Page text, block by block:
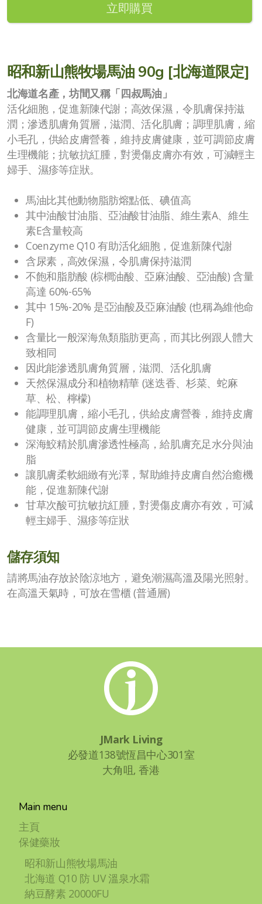
立即購買
昭和新山熊牧場馬油 90g [北海道限定]
北海道名產，坊間又稱「四叔馬油」
活化細胞，促進新陳代謝；高效保濕，令肌膚保持滋
潤；滲透肌膚角質層，滋潤、活化肌膚；調理肌膚，縮
小毛孔，供給皮膚營養，維持皮膚健康，並可調節皮膚
生理機能；抗敏抗紅腫，對燙傷皮膚亦有效，可減輕主
婦手、濕疹等症狀。
馬油比其他動物脂肪熔點低、碘值高
其中油酸甘油脂、亞油酸甘油脂、維生素A、維生
素E含量較高
Coenzyme Q10 有助活化細胞，促進新陳代謝
含尿素，高效保濕，令肌膚保持滋潤
不飽和脂肪酸 (棕櫚油酸、亞麻油酸、亞油酸) 含量
高達 60%-65%
其中 15%-20% 是亞油酸及亞麻油酸 (也稱為維他命
F)
含量比一般深海魚類脂肪更高，而其比例跟人體大
致相同
因此能滲透肌膚角質層，滋潤、活化肌膚
天然保濕成分和植物精華 (迷迭香、杉菜、蛇麻
草、松、檸檬)
能調理肌膚，縮小毛孔，供給皮膚營養，維持皮膚
健康，並可調節皮膚生理機能
深海鮫精於肌膚滲透性極高，給肌膚充足水分與油
脂
讓肌膚柔軟細緻有光澤，幫助維持皮膚自然治癒機
能，促進新陳代謝
甘草次酸可抗敏抗紅腫，對燙傷皮膚亦有效，可減
輕主婦手、濕疹等症狀
儲存須知
請將馬油存放於陰涼地方，避免潮濕高溫及陽光照射。
在高溫天氣時，可放在雪櫃 (普通層)
JMark Living
必發道138號恆昌中心301室
大角咀, 香港
Main menu
主頁
保健藥妝
昭和新山熊牧場馬油
北海道 Q10 防 UV 溫泉水霜
納豆酵素 20000FU